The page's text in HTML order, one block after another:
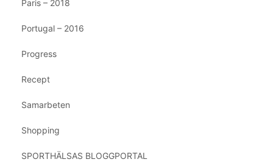
Paris – 2018
Portugal – 2016
Progress
Recept
Samarbeten
Shopping
SPORTHÄLSAS BLOGGPORTAL